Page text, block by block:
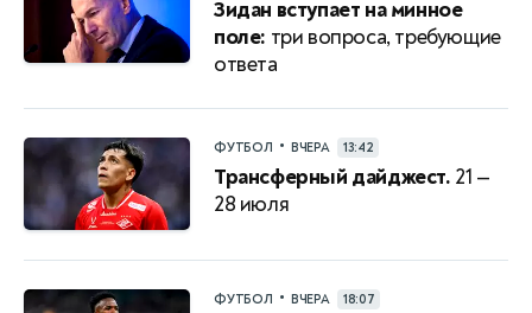
Зидан вступает на минное
поле: три вопроса, требующие
ответа
ФУТБОЛ • ВЧЕРА 13:42
Трансферный дайджест. 21 —
28 июля
ФУТБОЛ • ВЧЕРА 18:07